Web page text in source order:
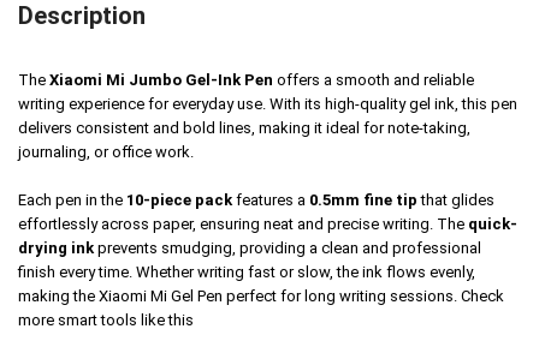
Description
The Xiaomi Mi Jumbo Gel-Ink Pen offers a smooth and reliable
writing experience for everyday use. With its high-quality gel ink, this pen
delivers consistent and bold lines, making it ideal for note-taking,
journaling, or office work.
Each pen in the 10-piece packfeatures a 0.5mm fine tip that glides
effortlessly across paper, ensuring neat and precise writing. The quick-
drying inkprevents smudging, providing a clean and professional
finish every time. Whether writing fast or slow, the ink flows evenly,
making the Xiaomi Mi Gel Pen perfect for long writing sessions. Check
more smart tools like this